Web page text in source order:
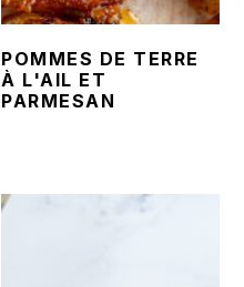
POMMES DE TERRE
À L'AIL ET
PARMESAN